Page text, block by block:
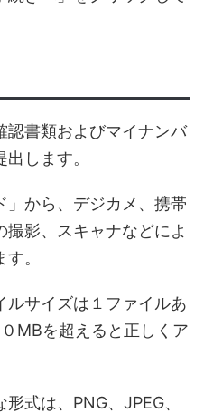
認書類およびマイナンバ
します。
」から、デジカメ、携帯
影、スキャナなどによ
。
ルサイズは１ファイルあ
MBを超えると正しくア
式は、PNG、JPEG、